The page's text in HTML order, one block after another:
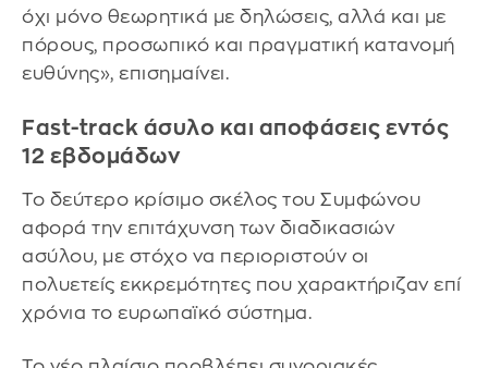
όχι μόνο θεωρητικά με δηλώσεις, αλλά και με
πόρους, προσωπικό και πραγματική κατανομή
ευθύνης», επισημαίνει.
Fast-track άσυλο και αποφάσεις εντός
12 εβδομάδων
Το δεύτερο κρίσιμο σκέλος του Συμφώνου
αφορά την επιτάχυνση των διαδικασιών
ασύλου, με στόχο να περιοριστούν οι
πολυετείς εκκρεμότητες που χαρακτήριζαν επί
χρόνια το ευρωπαϊκό σύστημα.